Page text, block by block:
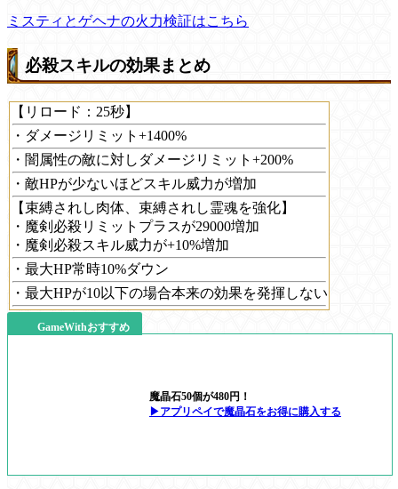
ミスティとゲヘナの火力検証はこちら
必殺スキルの効果まとめ
【リロード：25秒】
・ダメージリミット+1400%
・闇属性の敵に対しダメージリミット+200%
・敵HPが少ないほどスキル威力が増加
【束縛されし肉体、束縛されし霊魂を強化】
・魔剣必殺リミットプラスが29000増加
・魔剣必殺スキル威力が+10%増加
・最大HP常時10%ダウン
・最大HPが10以下の場合本来の効果を発揮しない
GameWithおすすめ
魔晶石50個が480円！
▶アプリペイで魔晶石をお得に購入する